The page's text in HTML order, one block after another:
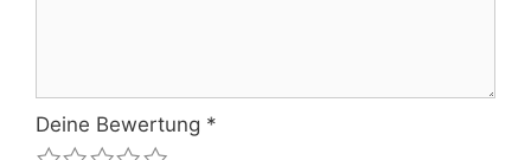
Deine Bewertung *